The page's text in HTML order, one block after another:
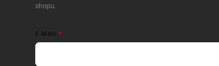
shopu.
E-MAIL